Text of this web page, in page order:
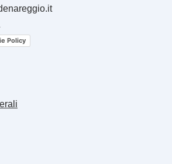
Policy